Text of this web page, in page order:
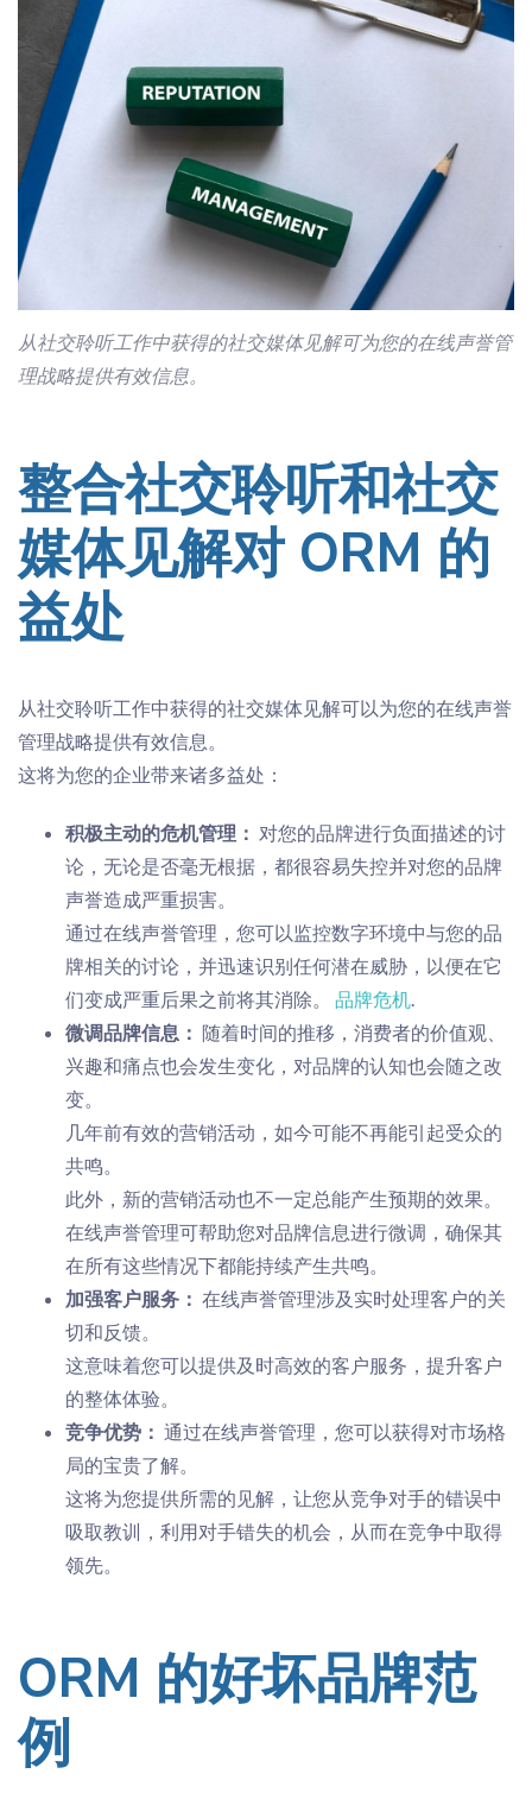
从社交聆听工作中获得的社交媒体见解可为您的在线声誉管
理战略提供有效信息。
整合社交聆听和社交
媒体见解对 ORM 的
益处
从社交聆听工作中获得的社交媒体见解可以为您的在线声誉
管理战略提供有效信息。
这将为您的企业带来诸多益处：
积极主动的危机管理： 对您的品牌进行负面描述的讨
论，无论是否毫无根据，都很容易失控并对您的品牌
声誉造成严重损害。
通过在线声誉管理，您可以监控数字环境中与您的品
牌相关的讨论，并迅速识别任何潜在威胁，以便在它
们变成严重后果之前将其消除。 品牌危机
微调品牌信息： 随着时间的推移，消费者的价值观、
兴趣和痛点也会发生变化，对品牌的认知也会随之改
变。
几年前有效的营销活动
如今可能不再能引起受众的
共鸣。
此外，新的营销活动也不一定总能产生预期的效果。
在线声誉管理可帮助您对品牌信息进行微调，确保其
在所有这些情况下都能持续产生共鸣。
加强客户服务： 在线声誉管理涉及实时处理客户的关
切和反馈。
这意味着您可以提供及时高效的客户服务，提升客户
的整体体验。
竞争优势： 通过在线声誉管理，您可以获得对市场格
局的宝贵了解。
这将为您提供所需的 见解 ，让您从竞争对手的错误中
吸取教训，利用对手错失的机会，从而在竞争中取得
领先。
ORM 的好坏品牌范
例